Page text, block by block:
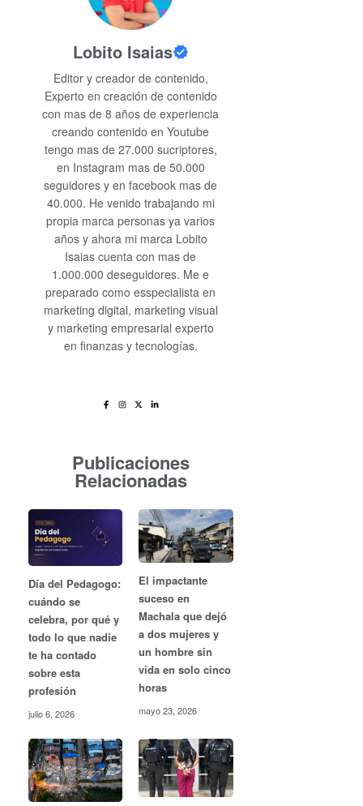
Lobito Isaias
Editor y creador de contenido,
Experto en creación de contenido
con mas de 8 años de experiencia
creando contenido en Youtube
tengo mas de 27.000 sucriptores,
en Instagram mas de 50.000
seguidores y en facebook mas de
40.000. He venido trabajando mi
propia marca personas ya varios
años y ahora mi marca Lobito
Isaias cuenta con mas de
1.000.000 deseguidores. Me e
preparado como esspecialista en
marketing digital, marketing visual
y marketing empresarial experto
en finanzas y tecnologías.
Publicaciones
Relacionadas
Día del Pedagogo:
cuándo se
celebra, por qué y
todo lo que nadie
te ha contado
sobre esta
profesión
julio 6, 2026
El impactante
suceso en
Machala que dejó
a dos mujeres y
un hombre sin
vida en solo cinco
horas
mayo 23, 2026